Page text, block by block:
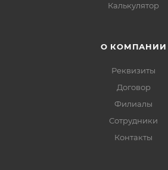
Калькулятор
О КОМПАНИИ
Реквизиты
Договор
Филиалы
Сотрудники
Контакты